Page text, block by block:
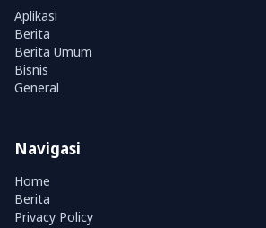
Aplikasi
Berita
Berita Umum
Bisnis
General
Navigasi
Home
Berita
Privacy Policy